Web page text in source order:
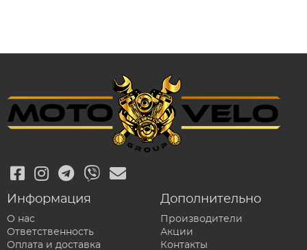
Информация
О нас
Ответственность
Оплата и доставка
Дополнительно
Производители
Акции
Контакты